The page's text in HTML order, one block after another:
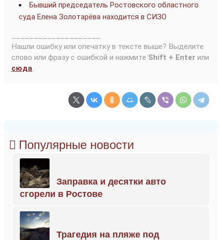
Бывший председатель Ростовского областного
суда Елена Золотарёва находится в СИЗО
Нашли ошибку или опечатку в тексте выше? Выделите
слово или фразу с ошибкой и нажмите Shift + Enter или
сюда.
Популярные новости
Заправка и десятки авто
сгорели в Ростове
Трагедия на пляже под